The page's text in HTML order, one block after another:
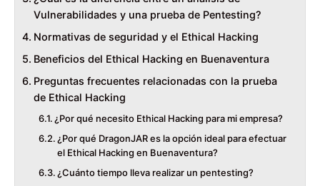
Vulnerabilidades y una prueba de Pentesting?
Normativas de seguridad y el Ethical Hacking
Beneficios del Ethical Hacking en Buenaventura
Preguntas frecuentes relacionadas con la prueba
de Ethical Hacking
¿Por qué necesito Ethical Hacking para mi empresa?
¿Por qué DragonJAR es la opción ideal para efectuar
el Ethical Hacking en Buenaventura?
¿Cuánto tiempo lleva realizar un pentesting?